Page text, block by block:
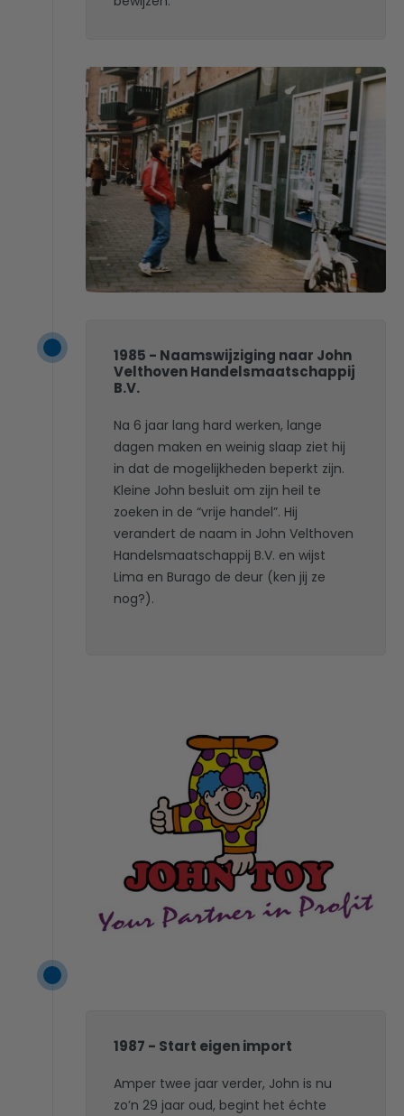
1985 - Naamswijziging naar John
Velthoven Handelsmaatschappij
B.V.
Na 6 jaar lang hard werken, lange
dagen maken en weinig slaap ziet hij
in dat de mogelijkheden beperkt zijn.
Kleine John besluit om zijn heil te
zoeken in de “vrije handel”. Hij
verandert de naam in John Velthoven
Handelsmaatschappij B.V. en wijst
Lima en Burago de deur (ken jij ze
nog?).
1987 - Start eigen import
Amper twee jaar verder, John is nu
zo’n 29 jaar oud, begint het échte